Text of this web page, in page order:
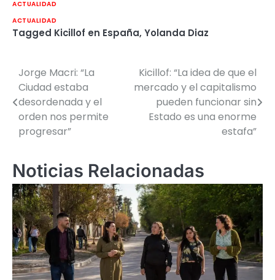
ACTUALIDAD
ACTUALIDAD
Tagged Kicillof en España, Yolanda Diaz
Navegación
de
entradas
Jorge Macri: “La
Ciudad estaba
desordenada y el
orden nos permite
progresar”
Kicillof: “La idea de que el
mercado y el capitalismo
pueden funcionar sin
Estado es una enorme
estafa”
Noticias Relacionadas